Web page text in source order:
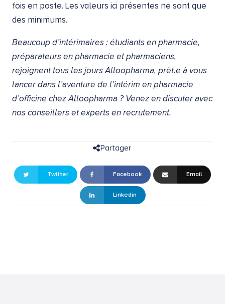
fois en poste. Les valeurs ici présentes ne sont que
des minimums.
Beaucoup d’intérimaires : étudiants en pharmacie,
préparateurs en pharmacie et pharmaciens,
rejoignent tous les jours Alloopharma, prêt.e à vous
lancer dans l’aventure de l’intérim en pharmacie
d’officine chez Alloopharma ? Venez en discuter avec
nos conseillers et experts en recrutement.
Partager
Twitter Facebook Email
Linkedin